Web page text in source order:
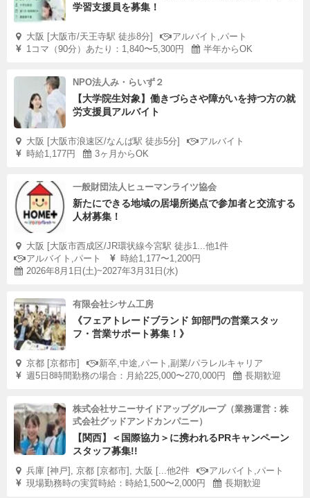
学習支援員を募集！
大阪 [大阪市/天王寺駅 徒歩8分]
アルバイト,パート
1コマ（90分）あたり：1,840〜5,300円
半年からOK
NPO法人み・らいず２
【大学院生対象】働きづらさや障がいを持つ方の就
労支援員アルバイト
大阪 [大阪市浪速区/なんば駅 徒歩5分]
アルバイト
時給1,177円
3ヶ月からOK
一般財団法人ヒューマンライツ協会
新たにできる地域の居場所拠点で参加者と交流する
人材募集！
大阪 [大阪市西成区/JR環状線今宮駅 徒歩1...他1件
アルバイト,パート
時給1,177〜1,200円
2026年8月1日(土)~2027年3月31日(水)
有限会社シサム工房
《フェアトレードブランド 卸部門の営業スタッ
フ・営業サポート募集！》
京都 [京都市]
新卒,中途,パート,副業/パラレルキャリア
週5日8時間勤務の場合：月給225,000〜270,000円
長期歓迎
株式会社サニーサイドアップグループ（業務運営：株
式会社グッドアンドカンパニー）
【関西】＜国際協力＞に携われるPRキャンペーン
スタッフ募集!!
兵庫 [神戸], 京都 [京都市], 大阪 [...他2件
アルバイト,パート
現場勤務時の実質時給：時給1,500〜2,000円
長期歓迎